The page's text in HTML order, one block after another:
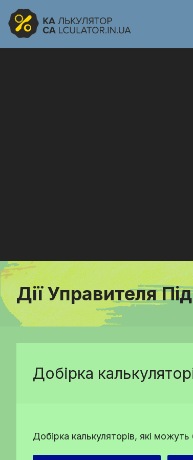
Дії Управителя
Добірка
Добірка калькуляторів, які